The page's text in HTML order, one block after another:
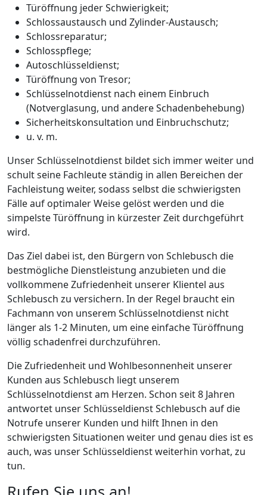
Türöffnung jeder Schwierigkeit;
Schlossaustausch und Zylinder-Austausch;
Schlossreparatur;
Schlosspflege;
Autoschlüsseldienst;
Türöffnung von Tresor;
Schlüsselnotdienst nach einem Einbruch
(Notverglasung, und andere Schadenbehebung)
Sicherheitskonsultation und Einbruchschutz;
u. v. m.
Unser Schlüsselnotdienst bildet sich immer weiter und
schult seine Fachleute ständig in allen Bereichen der
Fachleistung weiter, sodass selbst die schwierigsten
Fälle auf optimaler Weise gelöst werden und die
simpelste Türöffnung in kürzester Zeit durchgeführt
wird.
Das Ziel dabei ist, den Bürgern von Schlebusch die
bestmögliche Dienstleistung anzubieten und die
vollkommene Zufriedenheit unserer Klientel aus
Schlebusch zu versichern. In der Regel braucht ein
Fachmann von unserem Schlüsselnotdienst nicht
länger als 1-2 Minuten, um eine einfache Türöffnung
völlig schadenfrei durchzuführen.
Die Zufriedenheit und Wohlbesonnenheit unserer
Kunden aus Schlebusch liegt unserem
Schlüsselnotdienst am Herzen. Schon seit 8 Jahren
antwortet unser Schlüsseldienst Schlebusch auf die
Notrufe unserer Kunden und hilft Ihnen in den
schwierigsten Situationen weiter und genau dies ist es
auch, was unser Schlüsseldienst weiterhin vorhat, zu
tun.